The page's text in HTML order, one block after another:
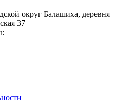
округ Балашиха, деревня
37